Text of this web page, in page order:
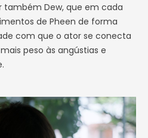
também Dew, que em cada
de Pheen de forma
com que o ator se conecta
peso às angústias e